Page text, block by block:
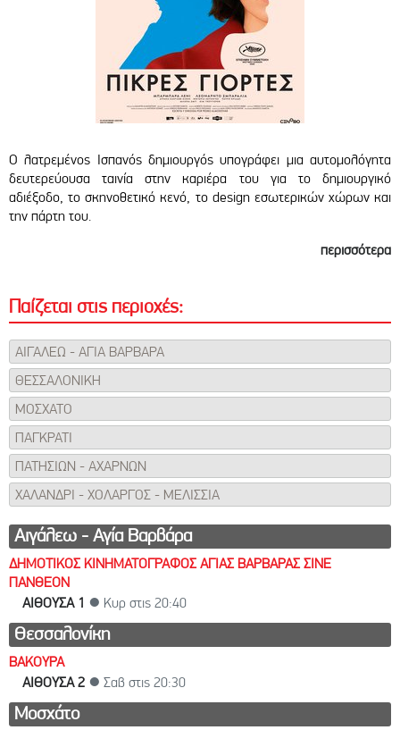
Ο λατρεμένος Ισπανός δημιουργός υπογράφει μια αυτομολόγητα
δευτερεύουσα ταινία στην καριέρα του για το δημιουργικό
αδιέξοδο, το σκηνοθετικό κενό, το design εσωτερικών χώρων και
την πάρτη του.
περισσότερα
Παίζεται στις περιοχές:
ΑΙΓΑΛΕΩ - ΑΓΙΑ ΒΑΡΒΑΡΑ
ΘΕΣΣΑΛΟΝΙΚΗ
ΜΟΣΧΑΤΟ
ΠΑΓΚΡΑΤΙ
ΠΑΤΗΣΙΩΝ - ΑΧΑΡΝΩΝ
ΧΑΛΑΝΔΡΙ - ΧΟΛΑΡΓΟΣ - ΜΕΛΙΣΣΙΑ
Αιγάλεω - Αγία Βαρβάρα
ΔΗΜΟΤΙΚΟΣ ΚΙΝΗΜΑΤΟΓΡΑΦΟΣ ΑΓΙΑΣ ΒΑΡΒΑΡΑΣ ΣΙΝΕ
ΠΑΝΘΕΟΝ
ΑΙΘΟΥΣΑ 1 ● Κυρ στις 20:40
Θεσσαλονίκη
ΒΑΚΟΥΡΑ
ΑΙΘΟΥΣΑ 2 ● Σαβ στις 20:30
Μοσχάτο